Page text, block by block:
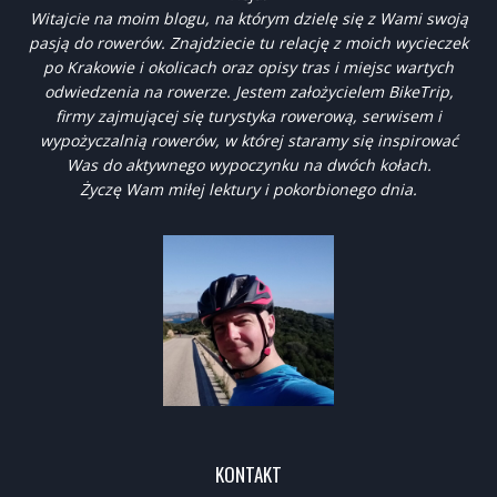
Witajcie na moim blogu, na którym dzielę się z Wami swoją
pasją do rowerów. Znajdziecie tu relację z moich wycieczek
po Krakowie i okolicach oraz opisy tras i miejsc wartych
odwiedzenia na rowerze. Jestem założycielem BikeTrip,
firmy zajmującej się turystyka rowerową, serwisem i
wypożyczalnią rowerów, w której staramy się inspirować
Was do aktywnego wypoczynku na dwóch kołach.
Życzę Wam miłej lektury i pokorbionego dnia.
KONTAKT